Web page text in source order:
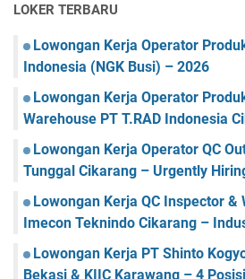
LOKER TERBARU
Lowongan Kerja Operator
Indonesia (NGK Busi) – 2026
Lowongan Kerja Operator
Warehouse PT T.RAD Indonesia
Lowongan Kerja Operator QC
Tunggal Cikarang – Urgently
Lowongan Kerja QC Inspector &
Imecon Teknindo Cikarang –
Lowongan Kerja PT Shinto
Bekasi & KIIC Karawang – 4